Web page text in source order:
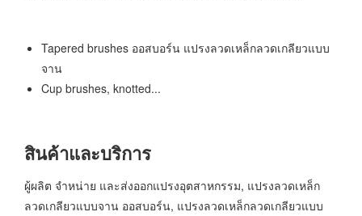
Tapered brushes ออสบอร์น แปรงลวดเหล็กลวดเกลียวแบบ
จาน
Cup brushes, knotted...
สินค้าและบริการ
ผู้ผลิต จำหน่าย และส่งออกแปรงอุตสาหกรรม, แปรงลวดเหล็ก
ลวดเกลียวแบบจาน ออสบอร์น, แปรงลวดเหล็กลวดเกลียวแบบ